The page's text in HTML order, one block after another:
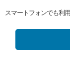
スマートフォンでも利